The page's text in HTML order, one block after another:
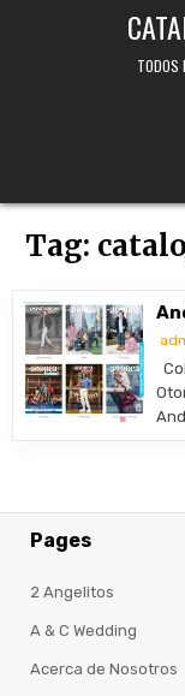
TODOS
Tag:
Pages
2 Angelitos
A & C Wedding
Acerca de Nosotros